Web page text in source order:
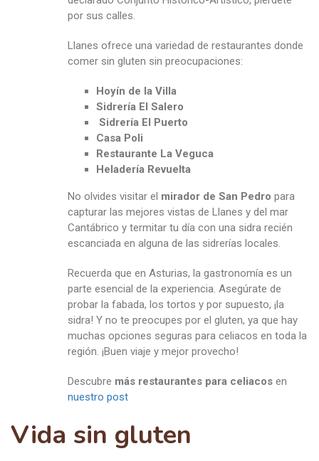
por sus calles.
Llanes ofrece una variedad de restaurantes donde
comer sin gluten sin preocupaciones:
Hoyín de la Villa
Sidrería El Salero
Sidrería El Puerto
Casa Poli
Restaurante La Veguca
Heladería Revuelta
No olvides visitar el mirador de San Pedro para
capturar las mejores vistas de Llanes y del mar
Cantábrico y termitar tu día con una sidra recién
escanciada en alguna de las sidrerías locales.
Recuerda que en Asturias, la gastronomía es un
parte esencial de la experiencia. Asegúrate de
probar la fabada, los tortos y por supuesto, ¡la
sidra! Y no te preocupes por el gluten, ya que hay
muchas opciones seguras para celiacos en toda la
región. ¡Buen viaje y mejor provecho!
Descubre más restaurantes para celiacos en
nuestro post
Vida sin gluten